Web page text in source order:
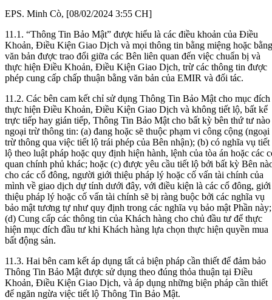
EPS. Minh Cò, [08/02/2024 3:55 CH]
11.1. “Thông Tin Bảo Mật” được hiểu là các điều khoản của Điều
Khoản, Điều Kiện Giao Dịch và mọi thông tin bằng miệng hoặc bằng
văn bản được trao đổi giữa các Bên liên quan đến việc chuẩn bị và
thực hiện Điều Khoản, Điều Kiện Giao Dịch, trừ các thông tin được
phép cung cấp chấp thuận bằng văn bản của EMIR và đối tác.
11.2. Các bên cam kết chỉ sử dụng Thông Tin Bảo Mật cho mục đích
thực hiện Điều Khoản, Điều Kiện Giao Dịch và không tiết lộ, bất kể
trực tiếp hay gián tiếp, Thông Tin Bảo Mật cho bất kỳ bên thứ tư nào
ngoại trừ thông tin: (a) đang hoặc sẽ thuộc phạm vi công cộng (ngoại
trừ thông qua việc tiết lộ trái phép của Bên nhận); (b) có nghĩa vụ tiết
lộ theo luật pháp hoặc quy định hiện hành, lệnh của tòa án hoặc các
quan chính phủ khác; hoặc (c) được yêu cầu tiết lộ bởi bất kỳ Bên
cho các cổ đông, người giới thiệu pháp lý hoặc cố vấn tài chính của
mình về giao dịch dự tính dưới đây, với điều kiện là các cổ đông, giới
thiệu pháp lý hoặc cố vấn tài chính sẽ bị ràng buộc bởi các nghĩa vụ
bảo mật tương tự như quy định trong các nghĩa vụ bảo mật Phần này;
(d) Cung cấp các thông tin của Khách hàng cho chủ đầu tư để thực
hiện mục đích đầu tư khi Khách hàng lựa chọn thực hiện quyền mua
bất động sản.
11.3. Hai bên cam kết áp dụng tất cả biện pháp cần thiết để đảm bảo
Thông Tin Bảo Mật được sử dụng theo đúng thỏa thuận tại Điều
Khoản, Điều Kiện Giao Dịch, và áp dụng những biện pháp cần thiết
để ngăn ngừa việc tiết lộ Thông Tin Bảo Mật.